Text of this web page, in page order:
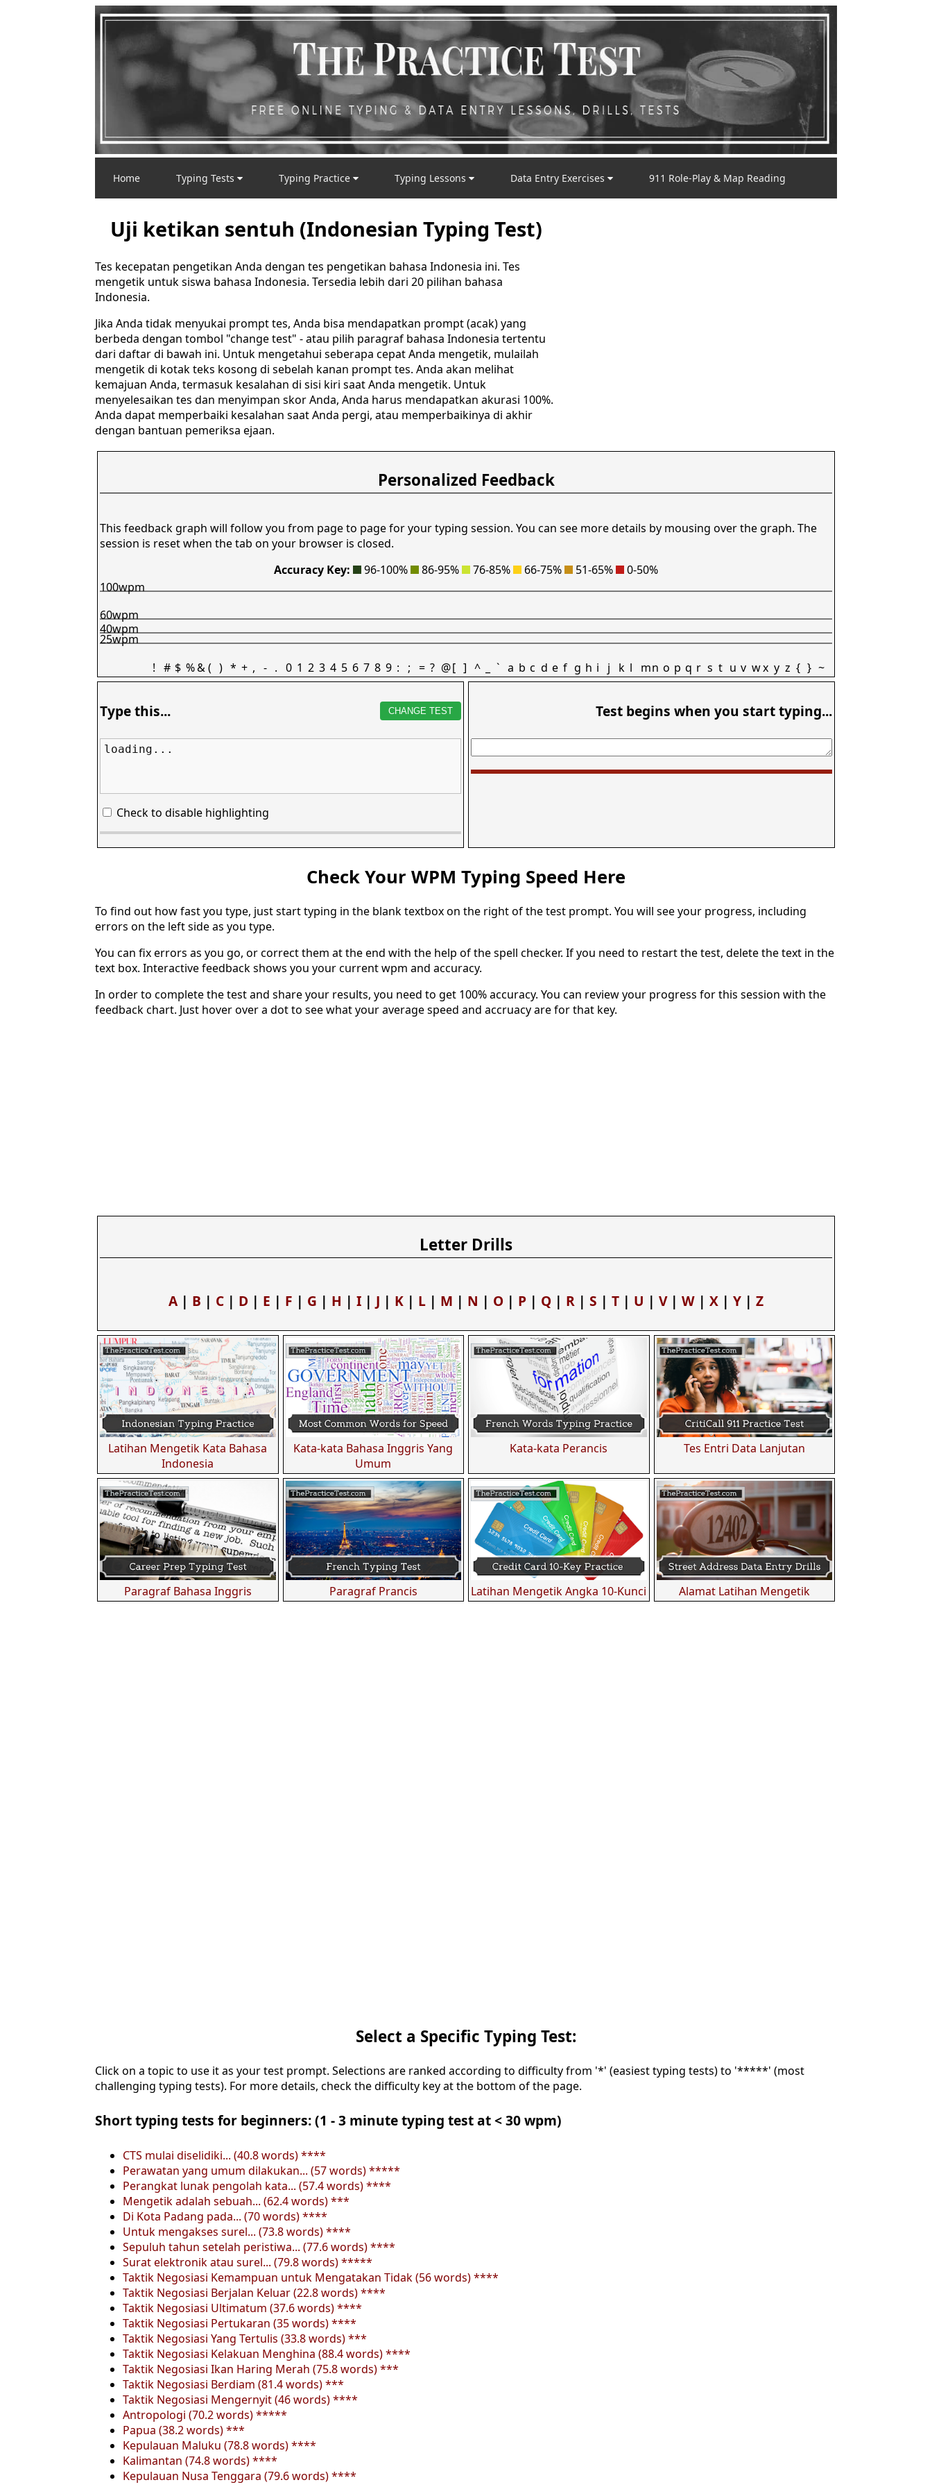
Home Typing Tests Typing Practice Typing Lessons Data Entry Exercises 911 Role-Play & Map Reading
Uji ketikan sentuh (Indonesian Typing Test)
Tes kecepatan pengetikan Anda dengan tes pengetikan bahasa Indonesia ini. Tes
mengetik untuk siswa bahasa Indonesia. Tersedia lebih dari 20 pilihan bahasa
Indonesia.
Jika Anda tidak menyukai prompt tes, Anda bisa mendapatkan prompt (acak) yang
berbeda dengan tombol "change test" - atau pilih paragraf bahasa Indonesia tertentu
dari daftar di bawah ini. Untuk mengetahui seberapa cepat Anda mengetik, mulailah
mengetik di kotak teks kosong di sebelah kanan prompt tes. Anda akan melihat
kemajuan Anda, termasuk kesalahan di sisi kiri saat Anda mengetik. Untuk
menyelesaikan tes dan menyimpan skor Anda, Anda harus mendapatkan akurasi 100%.
Anda dapat memperbaiki kesalahan saat Anda pergi, atau memperbaikinya di akhir
dengan bantuan pemeriksa ejaan.
Personalized Feedback
This feedback graph will follow you from page to page for your typing session. You can see more details by mousing over the graph. The
session is reset when the tab on your browser is closed.
Accuracy Key:
96-100% 86-95% 76-85% 66-75% 51-65% 0-50%
! # $ %&( ) * + , - . 0 1 2 3 4 5 6 7 8 9 : ; = ? @[ ] ^ ` a b c d e f g h i j k l mn o p q r s t u v wx y z { } ~
25wpm
40wpm
60wpm
100wpm
Type this... CHANGE TEST
loading...
Check to disable highlighting
Test begins when you start typing...
Check Your WPM Typing Speed Here
To find out how fast you type, just start typing in the blank textbox on the right of the test prompt. You will see your progress, including
errors on the left side as you type.
You can fix errors as you go, or correct them at the end with the help of the spell checker. If you need to restart the test, delete the text in the
text box. Interactive feedback shows you your current wpm and accuracy.
In order to complete the test and share your results, you need to get 100% accuracy. You can review your progress for this session with the
feedback chart. Just hover over a dot to see what your average speed and accruacy are for that key.
Letter Drills
A | B | C | D | E | F | G | H | I | J | K | L | M | N | O | P | Q | R | S | T | U | V| W | X | Y | Z
Latihan Mengetik Kata Bahasa
Indonesia
Kata-kata Bahasa Inggris Yang
Umum
Kata-kata Perancis Tes Entri Data Lanjutan
Paragraf Bahasa Inggris Paragraf Prancis Latihan Mengetik Angka 10-Kunci Alamat Latihan Mengetik
Select a Specific Typing Test:
Click on a topic to use it as your test prompt. Selections are ranked according to difficulty from '*' (easiest typing tests) to '*****' (most
challenging typing tests). For more details, check the difficulty key at the bottom of the page.
Short typing tests for beginners: (1 - 3 minute typing test at < 30 wpm)
CTS mulai diselidiki... (40.8 words) ****
Perawatan yang umum dilakukan... (57 words) *****
Perangkat lunak pengolah kata... (57.4 words) ****
Mengetik adalah sebuah... (62.4 words) ***
Di Kota Padang pada... (70 words) ****
Untuk mengakses surel... (73.8 words) ****
Sepuluh tahun setelah peristiwa... (77.6 words) ****
Surat elektronik atau surel... (79.8 words) *****
Taktik Negosiasi Kemampuan untuk Mengatakan Tidak (56 words) ****
Taktik Negosiasi Berjalan Keluar (22.8 words) ****
Taktik Negosiasi Ultimatum (37.6 words) ****
Taktik Negosiasi Pertukaran (35 words) ****
Taktik Negosiasi Yang Tertulis (33.8 words) ***
Taktik Negosiasi Kelakuan Menghina (88.4 words) ****
Taktik Negosiasi Ikan Haring Merah (75.8 words) ***
Taktik Negosiasi Berdiam (81.4 words) ***
Taktik Negosiasi Mengernyit (46 words) ****
Antropologi (70.2 words) *****
Papua (38.2 words) ***
Kepulauan Maluku (78.8 words) ****
Kalimantan (74.8 words) ****
Kepulauan Nusa Tenggara (79.6 words) ****